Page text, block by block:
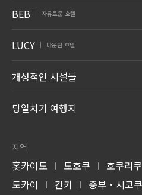
BEB 자유로운 호텔
LUCY 마운틴 호텔
개성적인 시설들
당일치기 여행지
지역
홋카이도 | 도호쿠 | 호쿠리
도카이 | 긴키 | 중부・시코쿠